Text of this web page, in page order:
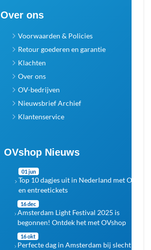
Over ons
Voorwaarden & Policies
Retour goederen en garantie
Klachten
Over ons
OV-bedrijven
Nieuwsbrief Archief
Klantenservice
OVshop Nieuws
01 jun
Top 10 dagjes uit in Nederland met OV
en entreetickets
16 dec
Amsterdam Light Festival 2025 is
begonnen! Ontdek het met OVshop
16 okt
Perfecte dag in Amsterdam bij slecht